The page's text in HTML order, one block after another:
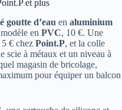
et plus
goutte d’eau en aluminium
en PVC, 10 €. Une
€ chez Point.P, et la colle
scie à métaux et un niveau à
magasin de bricolage,
pour équiper un balcon